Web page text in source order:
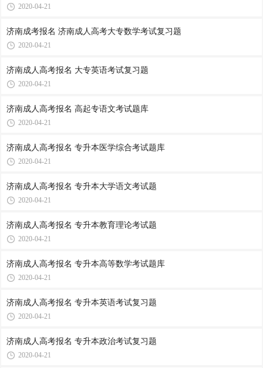
2020-04-21
济南成考报名 济南成人高考大专数学考试复习题
2020-04-21
济南成人高考报名 大专英语考试复习题
2020-04-21
济南成人高考报名 高起专语文考试题库
2020-04-21
济南成人高考报名 专升本医学综合考试题库
2020-04-21
济南成人高考报名 专升本大学语文考试题
2020-04-21
济南成人高考报名 专升本教育理论考试题
2020-04-21
济南成人高考报名 专升本高等数学考试题库
2020-04-21
济南成人高考报名 专升本英语考试复习题
2020-04-21
济南成人高考报名 专升本政治考试复习题
2020-04-21